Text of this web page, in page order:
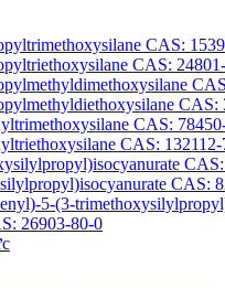
CAS:
CAS:
CAS:
CAS:
CAS:
CAS:
5-(3-
26903-80-0